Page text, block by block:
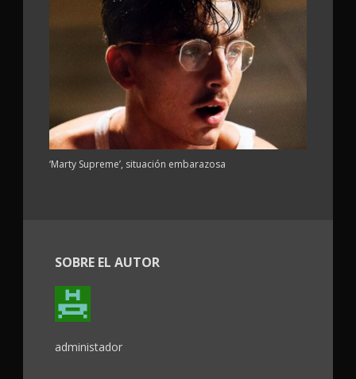
‘Marty Supreme’, situación embarazosa
SOBRE EL AUTOR
administador